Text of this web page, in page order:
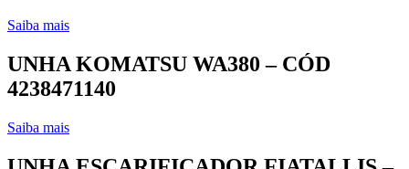
Saiba mais
UNHA KOMATSU WA380 – CÓD
4238471140
Saiba mais